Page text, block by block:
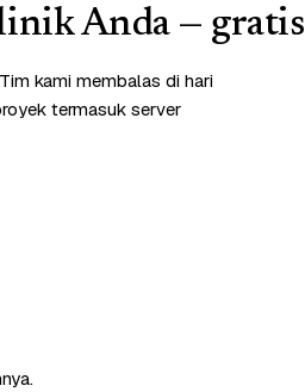
Anda — gratis
kami membalas di hari
termasuk server